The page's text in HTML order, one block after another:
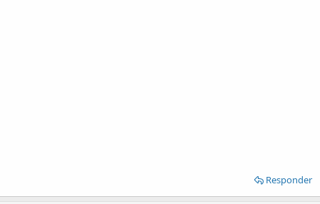
Responder